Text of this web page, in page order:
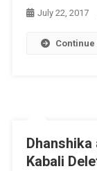
July 22, 2017
Continue
Dhanshika
Kabali